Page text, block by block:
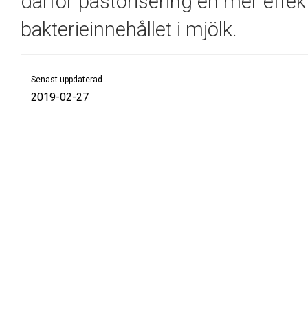
bakterieinnehållet i mjölk.
Senast uppdaterad
2019-02-27